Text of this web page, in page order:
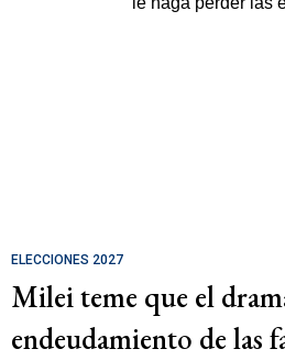
ELECCIONES 2027
Milei teme que el
endeudamiento de las